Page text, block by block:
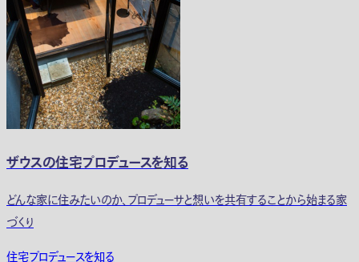
ザウスの住宅プロデュースを知る
どんな家に住みたいのか、プロデューサと想いを共有することから始まる家
づくり
住宅プロデュースを知る